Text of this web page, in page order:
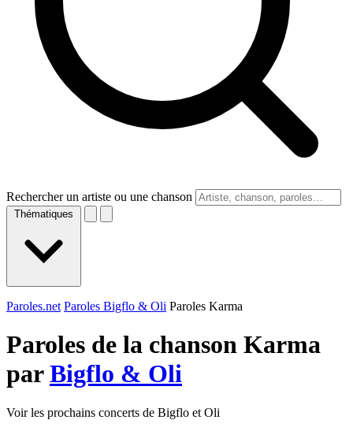
Rechercher un artiste ou une chanson
Thématiques
Paroles.net Paroles Bigflo & Oli Paroles Karma
Paroles de la chanson Karma
parBigflo & Oli
Voir les prochains concerts de Bigflo et Oli